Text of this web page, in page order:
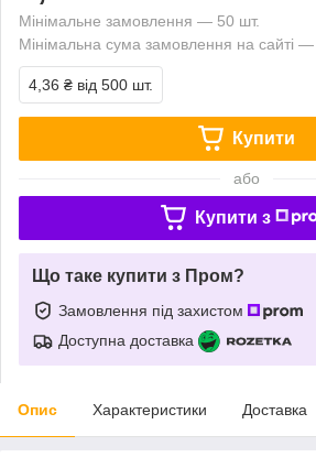
Мінімальне замовлення — 50 шт.
Мінімальна сума замовлення на сайті
4,36 ₴ від 500 шт.
Купити
або
Купити з
Що таке купити з Пром?
Замовлення під захистом
Доступна доставка
Опис Характеристики Доставка